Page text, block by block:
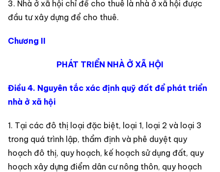
3. Nhà ở xã hội chỉ để cho thuê là nhà ở xã hội được
đầu tư xây dựng để cho thuê.
Chương II
PHÁT TRIỂN NHÀ Ở XÃ HỘI
Điều 4. Nguyên tắc xác định quỹ đất để phát triển
nhà ở xã hội
1. Tại các đô thị loại đặc biệt, loại 1, loại 2 và loại 3
trong quá trình lập, thẩm định và phê duyệt quy
hoạch đô thị, quy hoạch, kế hoạch sử dụng đất, quy
hoạch xây dựng điểm dân cư nông thôn, quy hoạch